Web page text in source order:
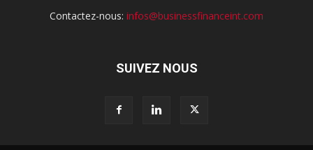
Contactez-nous: infos@businessfinanceint.com
SUIVEZ NOUS